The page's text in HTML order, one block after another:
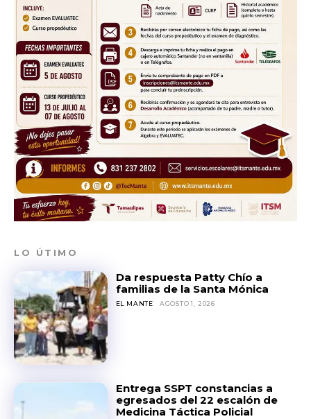
LO ÚTIMO
Da respuesta Patty Chío a
familias de la Santa Mónica
EL MANTE AGOSTO 1, 2026
Entrega SSPT constancias a
egresados del 22 escalón de
Medicina Táctica Policial